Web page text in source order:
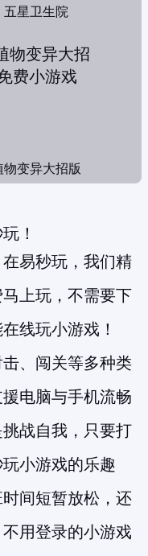
五星卫生院
物变异大招版
！
易秒玩，我们精
上玩，不需要下
线玩小游戏！
、闯关等多种类
援电脑与手机流畅
战自我，只要打
小游戏的乐趣
间短暂放松，还
用登录的小游戏